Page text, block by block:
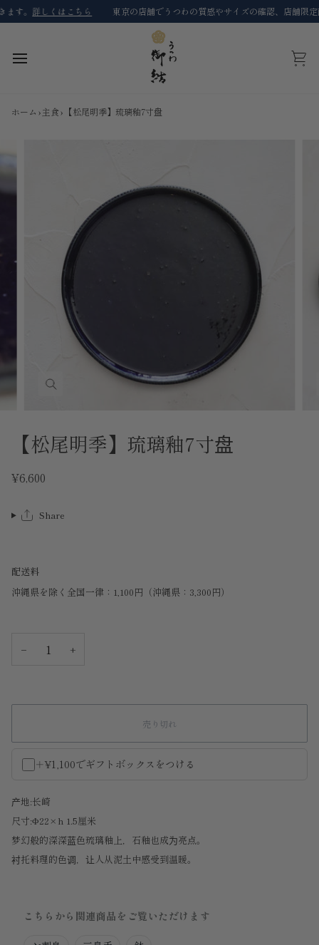
コ
ン
。 詳しくはこちら 東京の店舗でうつわの質感やサイズの確認、店舗限定商
カ
ホーム ›主食› 【松尾明季】琉璃釉7寸盘
【松尾明季】琉璃釉7寸盘
¥6,600
Share
配送料
沖縄県を除く全国一律：1,100円（沖縄県：3,300円）
− +
売り切れ
＋¥1,100でギフトボックスをつける
产地:长崎
尺寸:Φ22×h 1.5厘米
梦幻般的深深蓝色琉璃釉上，石釉也成为亮点。
衬托料理的色调，让人从泥土中感受到温暖。
こちらから関連商品をご覧いただけます